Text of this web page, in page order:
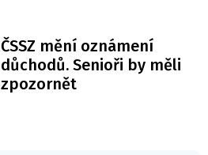
ČSSZ mění oznámení
důchodů. Senioři by měli
zpozornět